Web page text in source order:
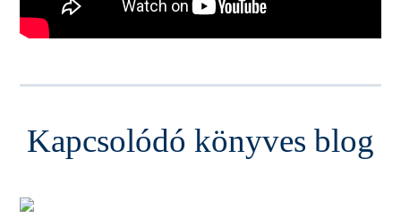
Kapcsolódó könyves blog